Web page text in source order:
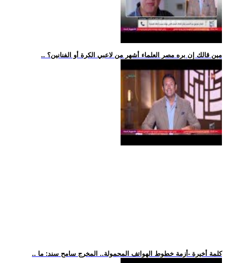
.. مين قالك إن بره مصر العلماء أشهر من لاعبي الكرة أو الفنانين؟
.. كلمة أخيرة -أزمة خطوط الهواتف المحمولة.. المخرج سامح سند: ما